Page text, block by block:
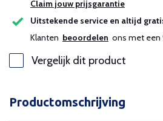
Claim jouw prijsgarantie
Uitstekende service en altijd
Klanten beoordelen ons met een
Vergelijk dit product
Productomschrijving